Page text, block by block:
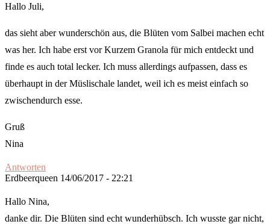
Hallo Juli,
das sieht aber wunderschön aus, die Blüten vom Salbei machen echt
was her. Ich habe erst vor Kurzem Granola für mich entdeckt und
finde es auch total lecker. Ich muss allerdings aufpassen, dass es
überhaupt in der Müslischale landet, weil ich es meist einfach so
zwischendurch esse.
Gruß
Nina
Antworten
Erdbeerqueen 14/06/2017 - 22:21
Hallo Nina,
danke dir. Die Blüten sind echt wunderhübsch. Ich wusste gar nicht,